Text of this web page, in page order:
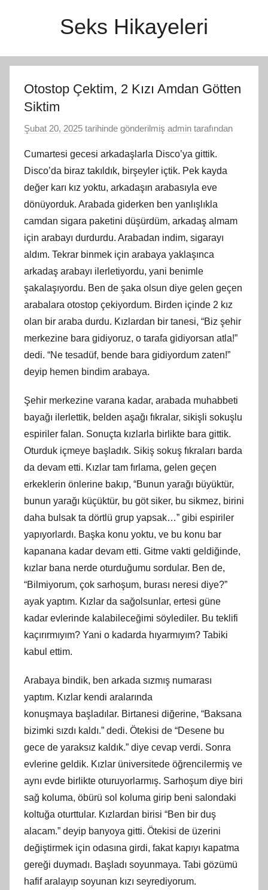
Seks Hikayeleri
Otostop Çektim, 2 Kızı Amdan Götten
Siktim
Şubat 20, 2025 tarihinde gönderilmiş admin tarafından
Cumartesi gecesi arkadaşlarla Disco’ya gittik.
Disco’da biraz takıldık, birşeyler içtik. Pek kayda
değer karı kız yoktu, arkadaşın arabasıyla eve
dönüyorduk. Arabada giderken ben yanlışlıkla
camdan sigara paketini düşürdüm, arkadaş almam
için arabayı durdurdu. Arabadan indim, sigarayı
aldım. Tekrar binmek için arabaya yaklaşınca
arkadaş arabayı ilerletiyordu, yani benimle
şakalaşıyordu. Ben de şaka olsun diye gelen geçen
arabalara otostop çekiyordum. Birden içinde 2 kız
olan bir araba durdu. Kızlardan bir tanesi, “Biz şehir
merkezine bara gidiyoruz, o tarafa gidiyorsan atla!”
dedi. “Ne tesadüf, bende bara gidiyordum zaten!”
deyip hemen bindim arabaya.
Şehir merkezine varana kadar, arabada muhabbeti
bayağı ilerlettik, belden aşağı fıkralar, sikişli sokuşlu
espiriler falan. Sonuçta kızlarla birlikte bara gittik.
Oturduk içmeye başladık. Sikiş sokuş fıkraları barda
da devam etti. Kızlar tam fırlama, gelen geçen
erkeklerin önlerine bakıp, “Bunun yarağı büyüktür,
bunun yarağı küçüktür, bu göt siker, bu sikmez, birini
daha bulsak ta dörtlü grup yapsak…” gibi espiriler
yapıyorlardı. Başka konu yoktu, ve bu konu bar
kapanana kadar devam etti. Gitme vakti geldiğinde,
kızlar bana nerde oturduğumu sordular. Ben de,
“Bilmiyorum, çok sarhoşum, burası neresi diye?”
ayak yaptım. Kızlar da sağolsunlar, ertesi güne
kadar evlerinde kalabileceğimi söylediler. Bu teklifi
kaçırırmıyım? Yani o kadarda hıyarmıyım? Tabiki
kabul ettim.
Arabaya bindik, ben arkada sızmış numarası
yaptım. Kızlar kendi aralarında
konuşmaya başladılar. Birtanesi diğerine, “Baksana
bizimki sızdı kaldı.” dedi. Ötekisi de “Desene bu
gece de yaraksız kaldık.” diye cevap verdi. Sonra
evlerine geldik. Kızlar üniversitede öğrencilermiş ve
aynı evde birlikte oturuyorlarmış. Sarhoşum diye biri
sağ koluma, öbürü sol koluma girip beni salondaki
koltuğa oturttular. Kızlardan birisi “Ben bir duş
alacam.” deyip banyoya gitti. Ötekisi de üzerini
değiştirmek için odasına girdi, fakat kapıyı kapatma
gereği duymadı. Başladı soyunmaya. Tabi gözümü
hafif aralayıp soyunan kızı seyrediyorum.